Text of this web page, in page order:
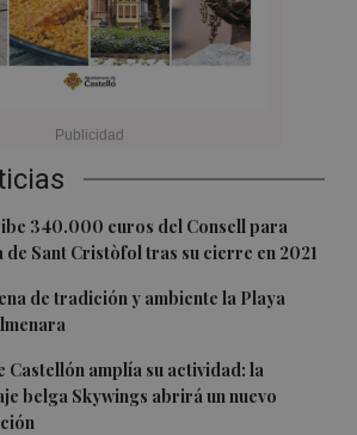
340.000 euros del Consell para
Sant Cristòfol tras su cierre en 2021
de tradición y ambiente la Playa
Castellón amplía su actividad: la
belga Skywings abrirá un nuevo